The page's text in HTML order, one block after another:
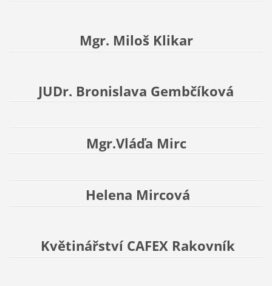
Mgr. Miloš Klikar
JUDr. Bronislava Gembčíková
Mgr.Vláďa Mirc
Helena Mircová
Květinářství CAFEX Rakovník